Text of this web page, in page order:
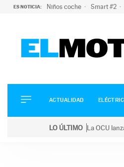
ES NOTICIA: Niños coche Smart #2
ELÉCTRICOS
CONDUCIR
ACTUALIDAD
LO ÚLTIMO La OCU